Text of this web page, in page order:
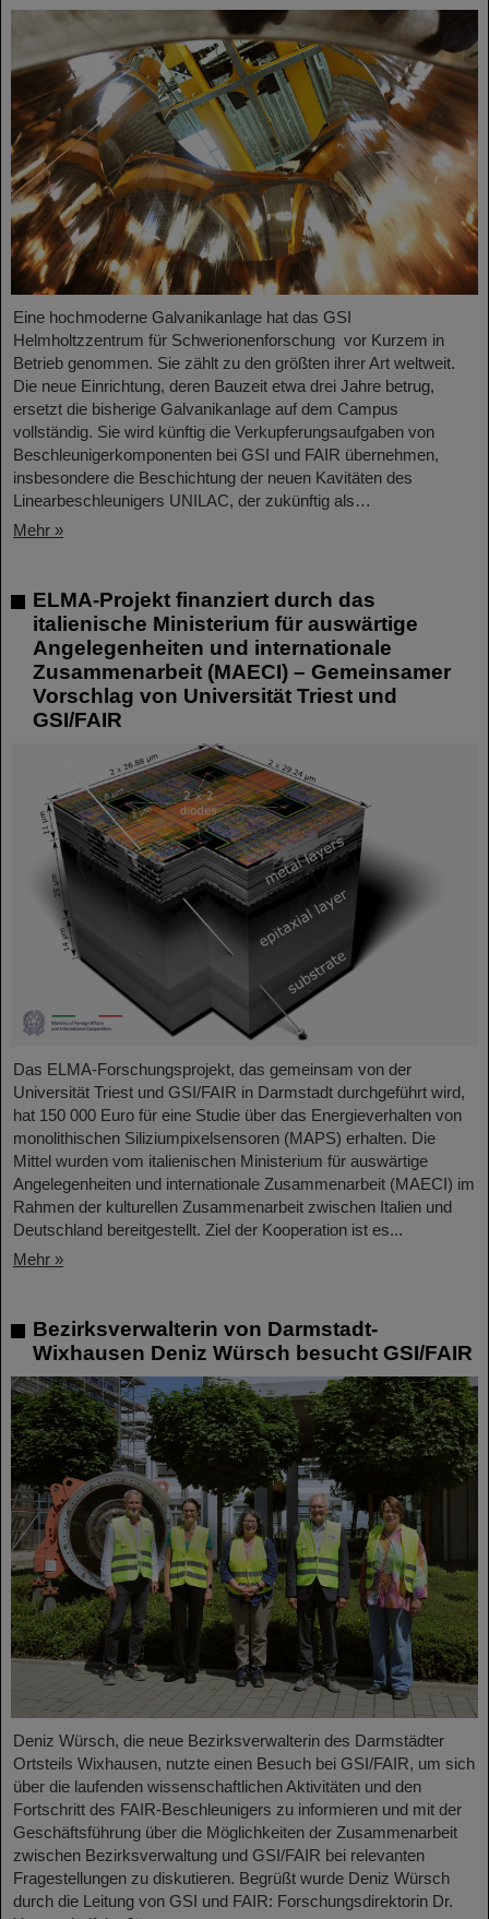
Eine hochmoderne Galvanikanlage hat das GSI
Helmholtzzentrum für Schwerionenforschung vor Kurzem in
Betrieb genommen. Sie zählt zu den größten ihrer Art weltweit.
Die neue Einrichtung, deren Bauzeit etwa drei Jahre betrug,
ersetzt die bisherige Galvanikanlage auf dem Campus
vollständig. Sie wird künftig die Verkupferungsaufgaben von
Beschleunigerkomponenten bei GSI und FAIR übernehmen,
insbesondere die Beschichtung der neuen Kavitäten des
Linearbeschleunigers UNILAC, der zukünftig als…
Mehr »
ELMA-Projekt finanziert durch das
italienische Ministerium für auswärtige
Angelegenheiten und internationale
Zusammenarbeit (MAECI) – Gemeinsamer
Vorschlag von Universität Triest und
GSI/FAIR
Das ELMA-Forschungsprojekt, das gemeinsam von der
Universität Triest und GSI/FAIR in Darmstadt durchgeführt wird,
hat 150 000 Euro für eine Studie über das Energieverhalten von
monolithischen Siliziumpixelsensoren (MAPS) erhalten. Die
Mittel wurden vom italienischen Ministerium für auswärtige
Angelegenheiten und internationale Zusammenarbeit (MAECI) im
Rahmen der kulturellen Zusammenarbeit zwischen Italien und
Deutschland bereitgestellt. Ziel der Kooperation ist es...
Mehr »
Bezirksverwalterin von Darmstadt-
Wixhausen Deniz Würsch besucht GSI/FAIR
Deniz Würsch, die neue Bezirksverwalterin des Darmstädter
Ortsteils Wixhausen, nutzte einen Besuch bei GSI/FAIR, um sich
über die laufenden wissenschaftlichen Aktivitäten und den
Fortschritt des FAIR-Beschleunigers zu informieren und mit der
Geschäftsführung über die Möglichkeiten der Zusammenarbeit
zwischen Bezirksverwaltung und GSI/FAIR bei relevanten
Fragestellungen zu diskutieren. Begrüßt wurde Deniz Würsch
durch die Leitung von GSI und FAIR: Forschungsdirektorin Dr.